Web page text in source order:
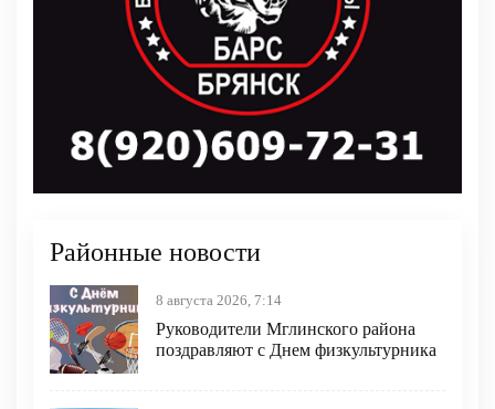
Районные новости
8 августа 2026, 7:14
Руководители Мглинского района
поздравляют с Днем физкультурника